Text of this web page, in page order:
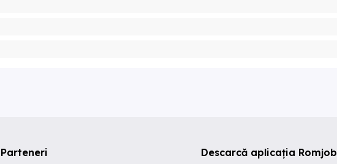
Descarcă aplicația Romjob
Parteneri